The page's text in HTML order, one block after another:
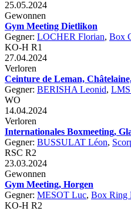
25.05.2024
Gewonnen
Gym Meeting Dietlikon
Gegner: LOCHER Florian, Box
KO-H R1
27.04.2024
Verloren
Ceinture de Leman,
Gegner: BERISHA Leonid, LMS
WO
14.04.2024
Verloren
Internationales Boxmeeting,
Gegner: BUSSULAT Léon,
RSC R2
23.03.2024
Gewonnen
Gym Meeting, Horgen
Gegner: MESOT Luc, Box Ring
KO-H R2